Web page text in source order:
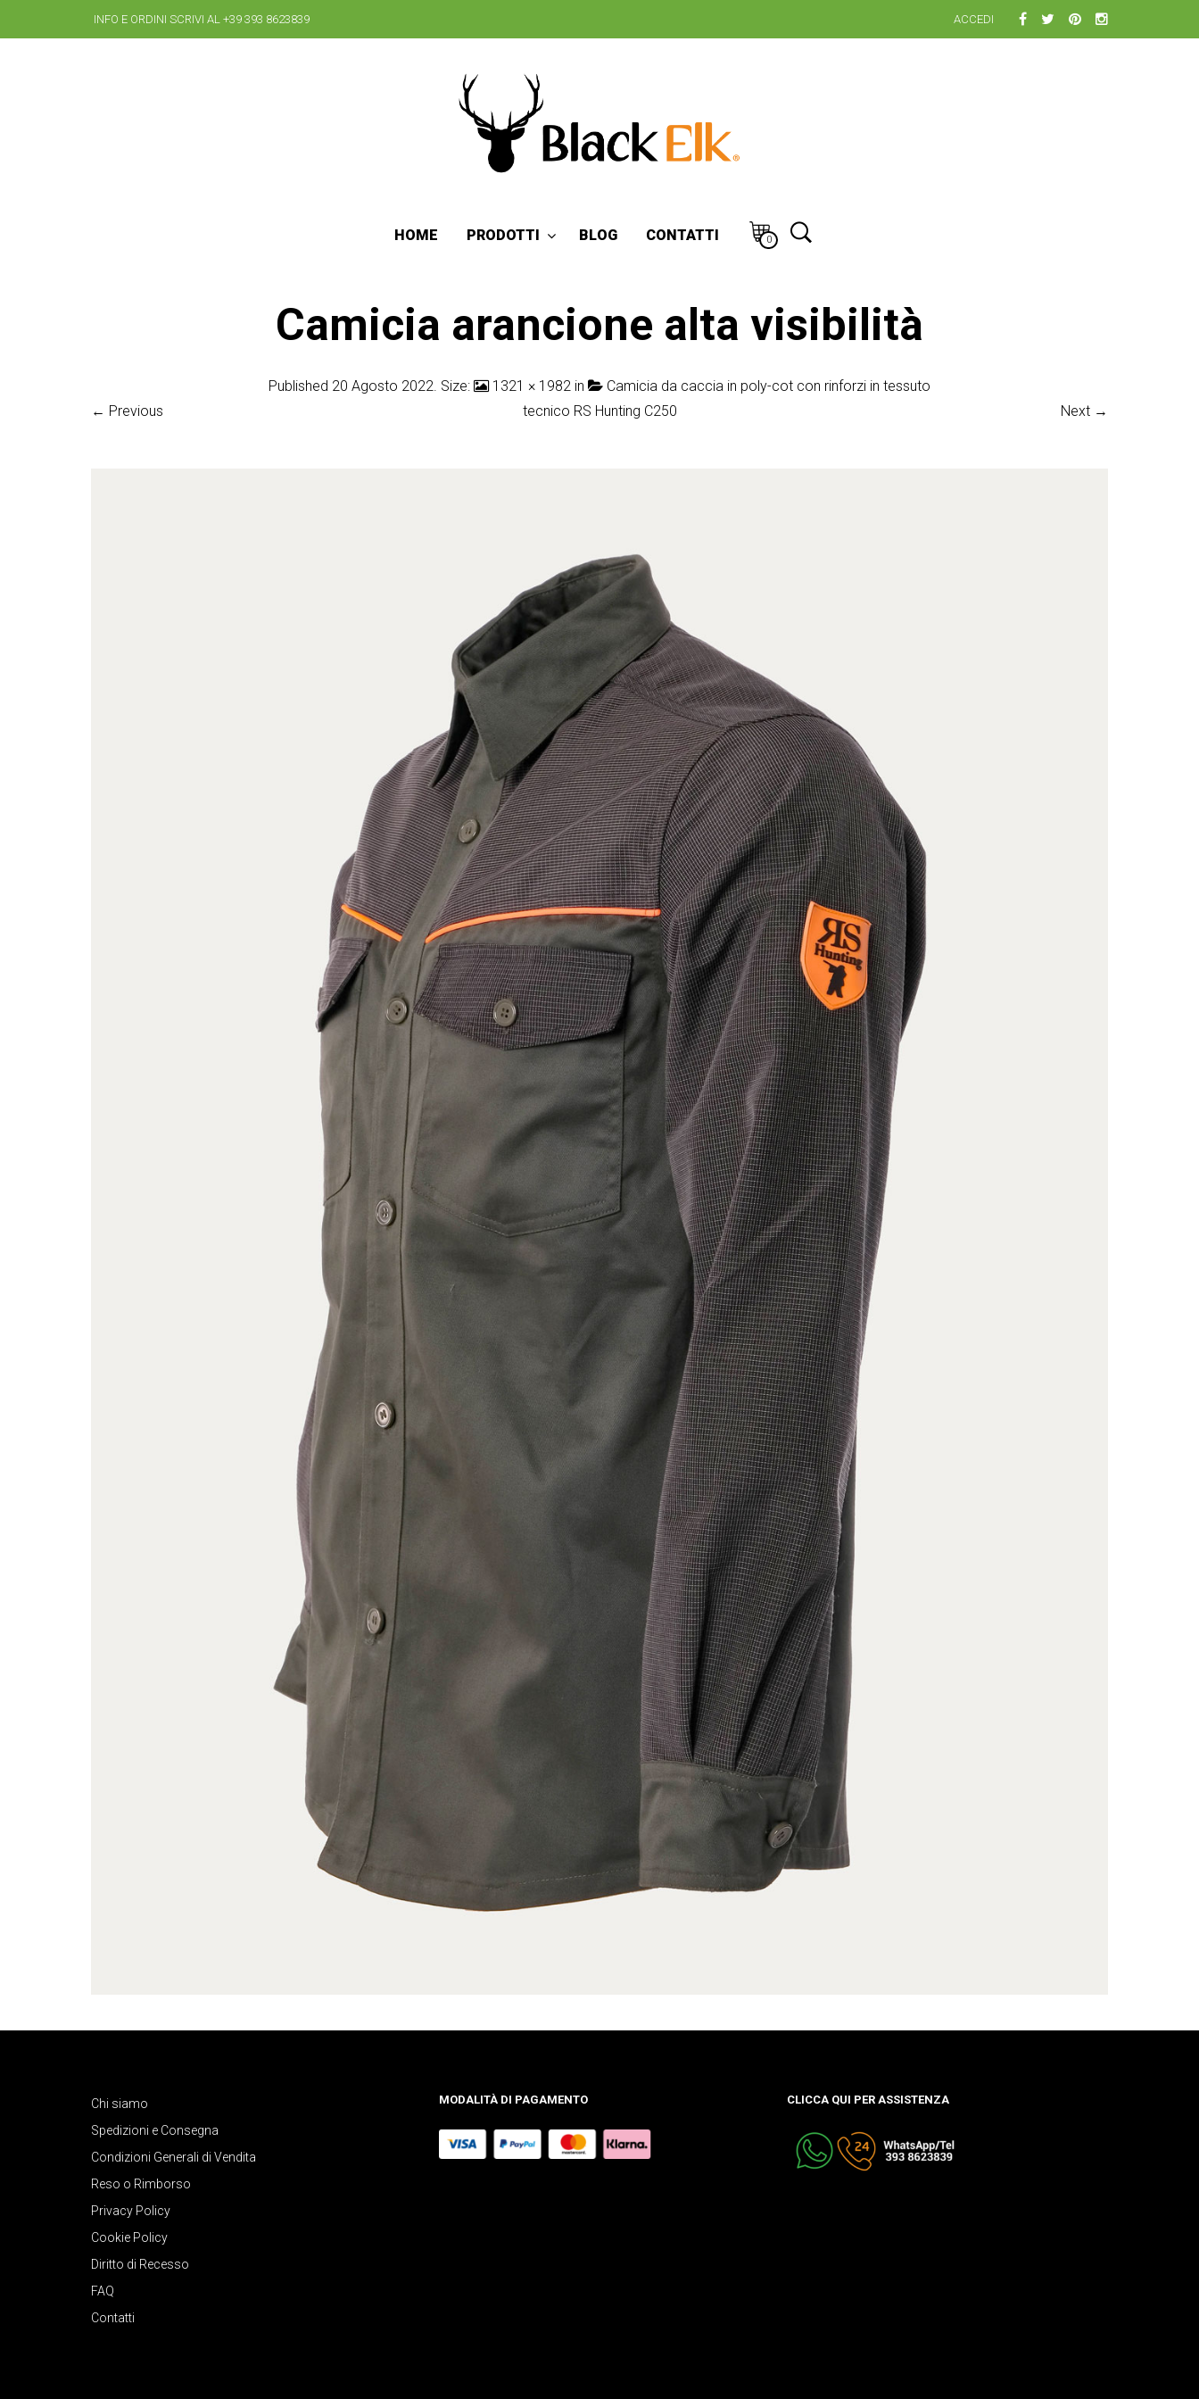
INFO E ORDINI SCRIVI AL +39 393 8623839 ACCEDI
HOME PRODOTTI BLOG CONTATTI 0
Camicia arancione alta visibilità
Published 20 Agosto 2022 . Size: 1321 × 1982 in
Camicia da caccia in poly-cot con rinforzi in tessuto
tecnico RS Hunting C250
← Previous Next →
Chi siamo
Spedizioni e Consegna
Condizioni Generali di Vendita
Reso o Rimborso
Privacy Policy
Cookie Policy
Diritto di Recesso
FAQ
Contatti
MODALITÀ DI PAGAMENTO CLICCA QUI PER ASSISTENZA